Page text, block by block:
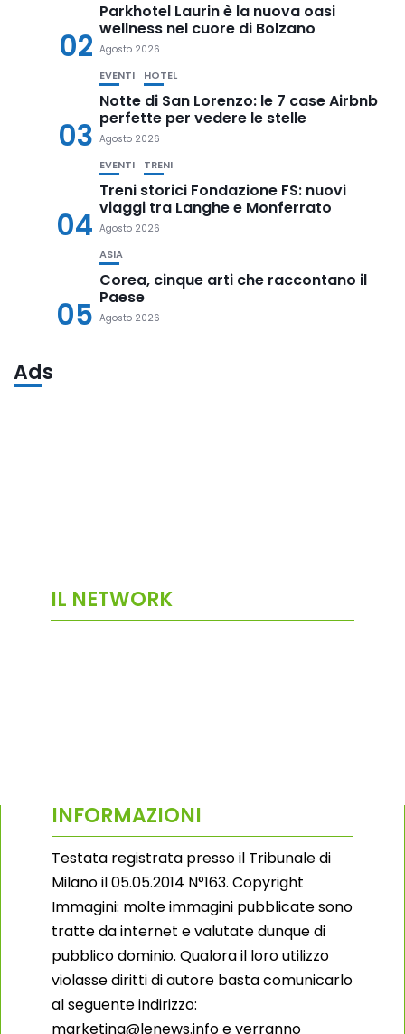
02
Parkhotel Laurin è la nuova oasi
wellness nel cuore di Bolzano
Agosto 2026
03
EVENTI HOTEL
Notte di San Lorenzo: le 7 case Airbnb
perfette per vedere le stelle
Agosto 2026
04
EVENTI TRENI
Treni storici Fondazione FS: nuovi
viaggi tra Langhe e Monferrato
Agosto 2026
05
ASIA
Corea, cinque arti che raccontano il
Paese
Agosto 2026
Ads
IL NETWORK
INFORMAZIONI
Testata registrata presso il Tribunale di
Milano il 05.05.2014 N°163. Copyright
Immagini: molte immagini pubblicate sono
tratte da internet e valutate dunque di
pubblico dominio. Qualora il loro utilizzo
violasse diritti di autore basta comunicarlo
al seguente indirizzo:
marketing@lenews.info e verranno